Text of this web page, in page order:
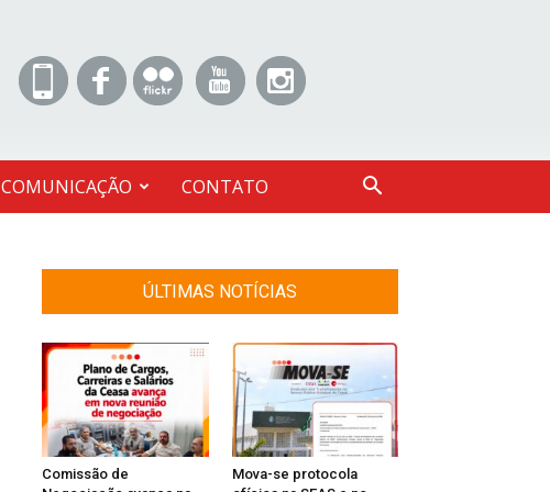
COMUNICAÇÃO CONTATO
ÚLTIMAS NOTÍCIAS
Comissão de
Mova-se protocola